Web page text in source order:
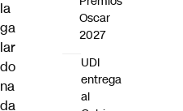
la
ga
lar
do
na
da
Oscar
2027
UDI
entrega
al